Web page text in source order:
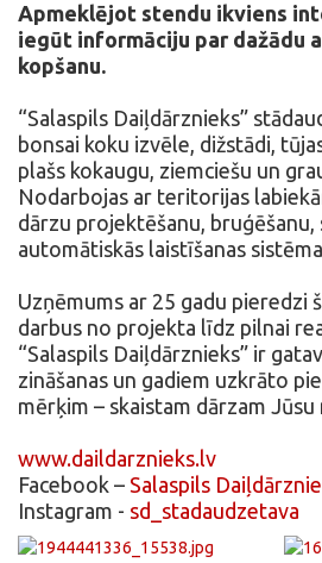
Apmeklējot stendu ikviens
iegūt informāciju par dažādu
kopšanu.
“Salaspils Daiļdārznieks”
bonsai koku izvēle, dižstādi,
plašs kokaugu, ziemciešu un
Nodarbojas ar teritorijas
dārzu projektēšanu, bruģēšanu,
automātiskās laistīšanas
Uzņēmums ar 25 gadu pieredzi
darbus no projekta līdz pilnai
“Salaspils Daiļdārznieks” ir
zināšanas un gadiem uzkrāto
mērķim – skaistam dārzam Jūsu
www.daildarznieks.lv
Facebook – Salaspils
Instagram - sd_stadaudzetava